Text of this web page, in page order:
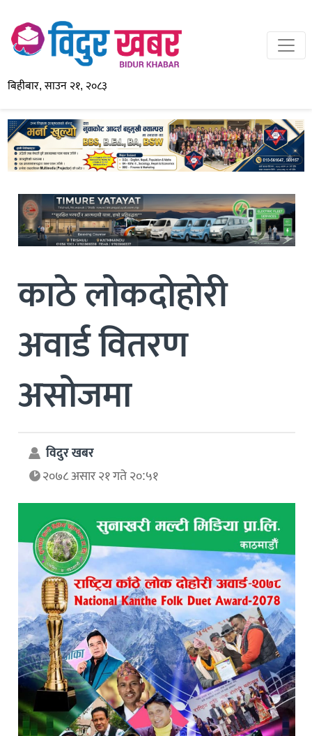
बिहीबार, साउन २१, २०८३
काठे लोकदोहोरी
अवार्ड वितरण
असोजमा
विदुर खबर
२०७८ असार २१ गते २०:५१